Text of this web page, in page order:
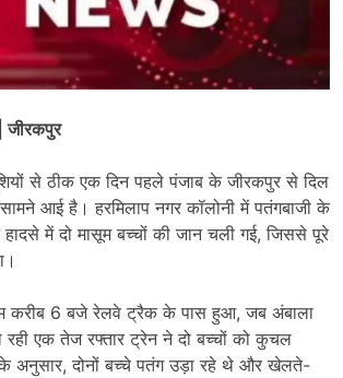
जीरकपुर
से ठीक एक दिन पहले पंजाब के जीरकपुर से दिल
आई है। हरमिलाप नगर कॉलोनी में पतंगबाजी के
हादसे में दो मासूम बच्चों की जान चली गई, जिससे पूरे
करीब 6 बजे रेलवे ट्रैक के पास हुआ, जब अंबाला
एक तेज रफ्तार ट्रेन ने दो बच्चों को कुचल
के अनुसार, दोनों बच्चे पतंग उड़ा रहे थे और खेलते-